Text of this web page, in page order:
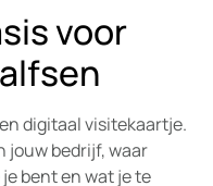
voor
digitaal visitekaartje.
jouw bedrijf, waar
bent en wat je te